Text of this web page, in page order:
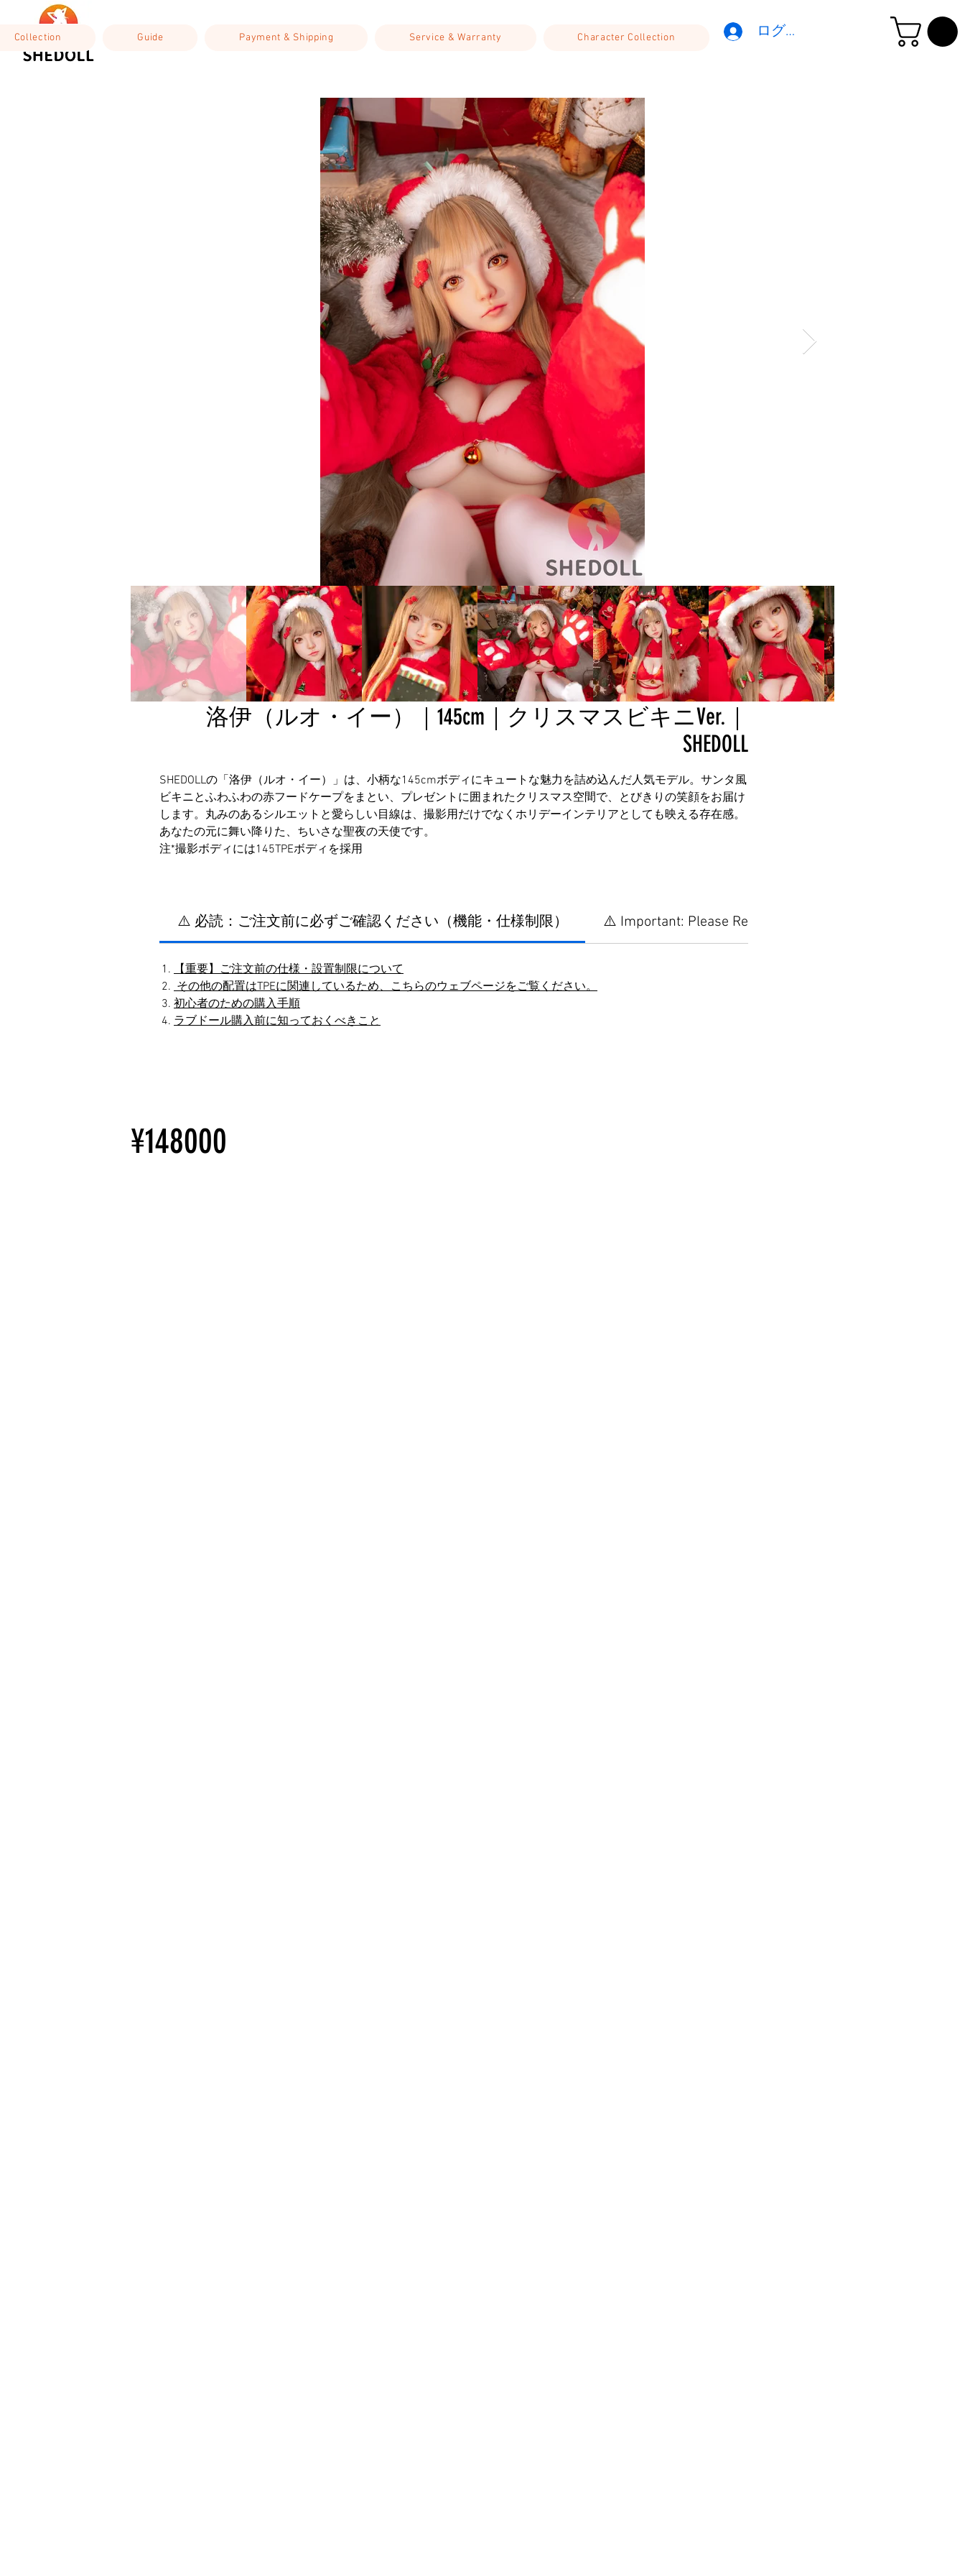
Collection Guide Payment & Shipping Service & Warranty Character Collection ログイン
洛伊（ルオ・イー）｜145cm｜クリスマスビキニVer.｜
SHEDOLL
SHEDOLLの「洛伊（ルオ・イー）」は、小柄な145cmボディにキュートな魅力を詰め込んだ人気モデル。サンタ風
ビキニとふわふわの赤フードケープをまとい、プレゼントに囲まれたクリスマス空間で、とびきりの笑顔をお届け
します。丸みのあるシルエットと愛らしい目線は、撮影用だけでなくホリデーインテリアとしても映える存在感。
あなたの元に舞い降りた、ちいさな聖夜の天使です。
注*撮影ボディには145TPEボディを採用
⚠️ 必読：ご注文前に必ずご確認ください（機能・仕様制限） ⚠️ Important: Please Read Before Placing Your Orde
【重要】ご注文前の仕様・設置制限について
その他の配置はTPEに関連しているため、こちらのウェブページをご覧ください。
初心者のための購入手順
ラブドール購入前に知っておくべきこと
¥148000